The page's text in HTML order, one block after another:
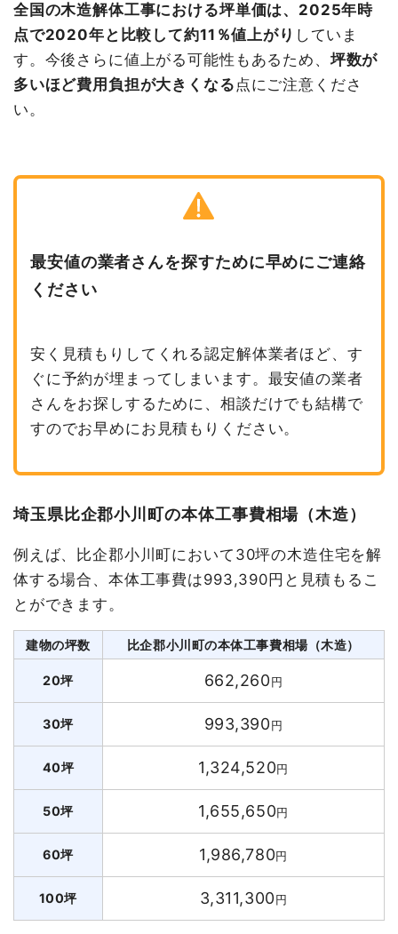
全国の木造解体工事における坪単価は、2025年時
点で2020年と比較して約11％値上がり していま
す。今後さらに値上がる可能性もあるため、 坪数が
多いほど費用負担が大きくなる 点にご注意くださ
い。
最安値の業者さんを探すために早めにご連絡
ください
安く見積もりしてくれる認定解体業者ほど、す
ぐに予約が埋まってしまいます。最安値の業者
さんをお探しするために、相談だけでも結構で
すのでお早めにお見積もりください。
埼玉県比企郡小川町の本体工事費相場（木造）
例えば、比企郡小川町において30坪の木造住宅を解
体する場合、本体工事費は993,390円と見積もるこ
とができます。
建物の坪数 比企郡小川町の本体工事費相場（木造）
20坪 662,260円
30坪 993,390円
40坪 1,324,520円
50坪 1,655,650円
60坪 1,986,780円
100坪 3,311,300円